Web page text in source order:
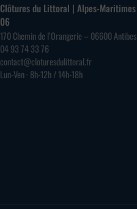
Clôtures du Littoral | Alpes-Maritimes
06
170 Chemin de l’Orangerie – 06600 Antibes
04 93 74 33 76
contact@cloturesdulittoral.fr
Lun-Ven · 8h-12h / 14h-18h